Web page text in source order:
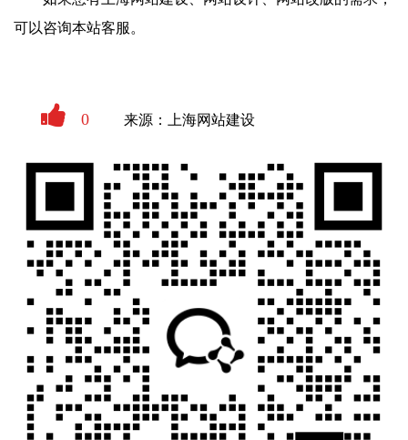
可以咨询本站客服。
0 来源：上海网站建设